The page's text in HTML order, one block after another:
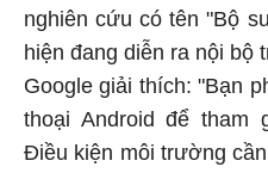
nghiên cứu có tên "Bộ
hiện đang diễn ra nội bộ
Google giải thích: "Bạn
thoại Android để tham
Điều kiện môi trường